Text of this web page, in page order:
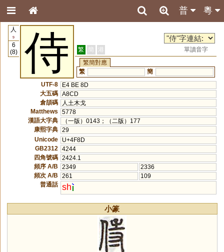
粵
普
人
9
6
(8)
侍 繁 簡 港
單讀音字
繁簡對應
繁
簡
UTF-8
E4 BE 8D
大五碼 A8CD
倉頡碼
人土木戈
Matthews
5778
漢語大字典
（一版）0143；（二版）177
康熙字典 29
Unicode
U+4F8D
GB2312
4244
四角號碼 2424.1
頻序 A/B
2349
2336
頻次 A/B
261
109
普通話 sh
小篆